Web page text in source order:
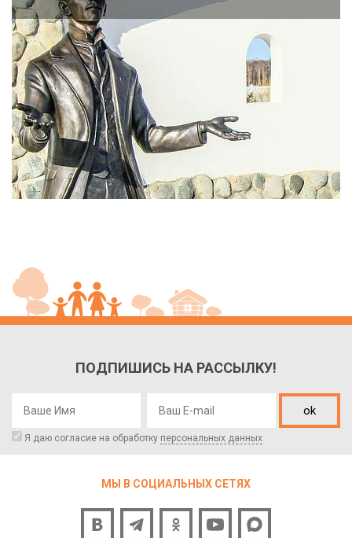
ПОДПИШИСЬ НА РАССЫЛКУ!
ok
Я даю согласие на обработку персональных данных
МЫ В СОЦИАЛЬНЫХ СЕТЯХ